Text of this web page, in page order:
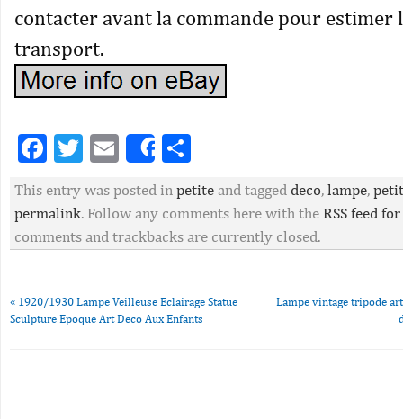
contacter avant la commande pour estimer
transport.
Facebook
Twitter
EmailShare
This entry was posted in petite and tagged deco, lampe,
permalink. Follow any comments here with the RSS feed
comments and trackbacks are currently closed.
« 1920/1930 Lampe Veilleuse Eclairage Statue
Sculpture Epoque Art Deco Aux Enfants
Lampe vintage tripode